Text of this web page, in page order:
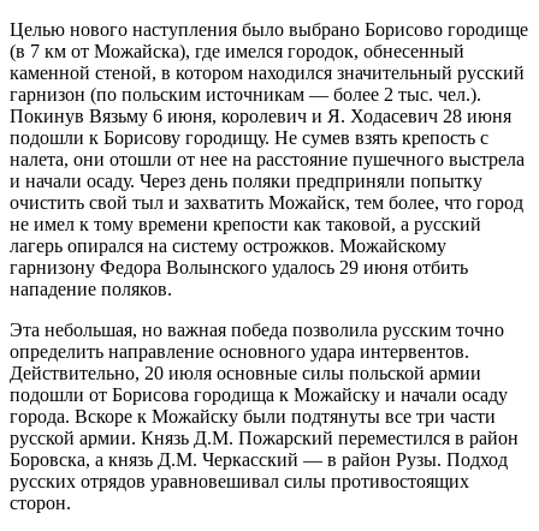
Целью нового наступления было выбрано Борисово городище
(в 7 км от Можайска), где имелся городок, обнесенный
каменной стеной, в котором находился значительный русский
гарнизон (по польским источникам — более 2 тыс. чел.).
Покинув Вязьму 6 июня, королевич и Я. Ходасевич 28 июня
подошли к Борисову городищу. Не сумев взять крепость с
налета, они отошли от нее на расстояние пушечного выстрела
и начали осаду. Через день поляки предприняли попытку
очистить свой тыл и захватить Можайск, тем более, что город
не имел к тому времени крепости как таковой, а русский
лагерь опирался на систему острожков. Можайскому
гарнизону Федора Волынского удалось 29 июня отбить
нападение поляков.
Эта небольшая, но важная победа позволила русским точно
определить направление основного удара интервентов.
Действительно, 20 июля основные силы польской армии
подошли от Борисова городища к Можайску и начали осаду
города. Вскоре к Можайску были подтянуты все три части
русской армии. Князь Д.М. Пожарский переместился в район
Боровска, а князь Д.М. Черкасский — в район Рузы. Подход
русских отрядов уравновешивал силы противостоящих
сторон.